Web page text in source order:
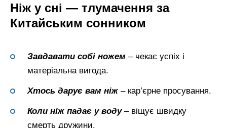
Ніж у сні — тлумачення за
Китайським сонником
Завдавати собі ножем – чекає успіх і
матеріальна вигода.
Хтось дарує вам ніж – кар’єрне просування.
Коли ніж падає у воду– віщує швидку
смерть дружини.